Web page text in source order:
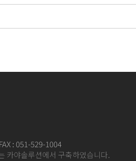
: 051-529-1004
카야솔루션에서 구축하였습니다.